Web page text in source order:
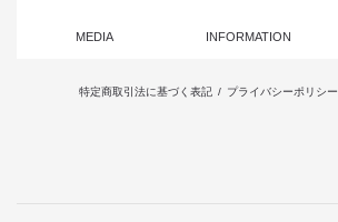
MEDIA INFORMATION
特定商取引法に基づく表記 / プライバシーポリシー